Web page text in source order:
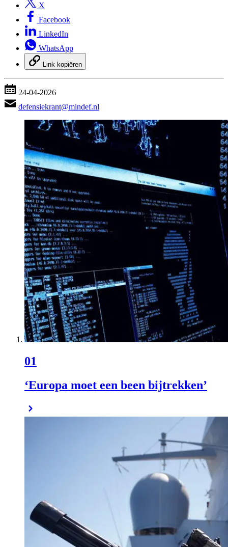
X
Facebook
LinkedIn
WhatsApp
Link kopiëren
24-04-2026
defensiekrant@mindef.nl
01
‘Europa moet een been bijtrekken’